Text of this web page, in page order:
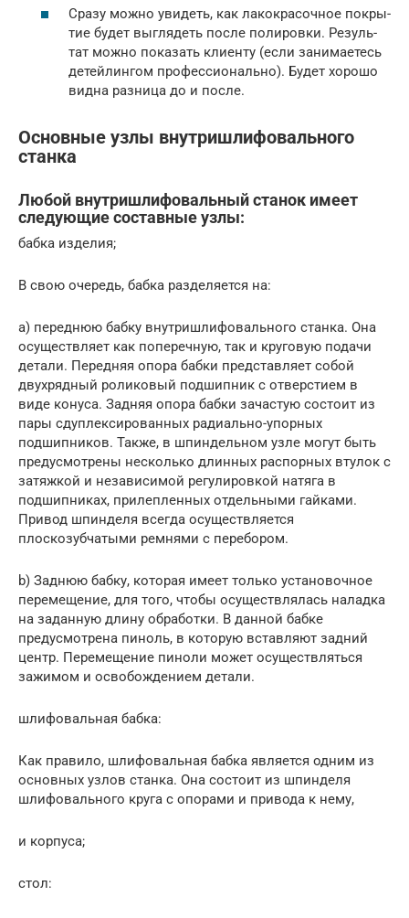
Сра­зу мож­но уви­деть, как лако­кра­соч­ное покры­
тие будет выгля­деть после поли­ров­ки. Резуль­
тат мож­но пока­зать кли­ен­ту (если зани­ма­е­тесь
детей­лин­гом про­фес­си­о­наль­но). Будет хоро­шо
вид­на раз­ни­ца до и после.
Основные узлы внутришлифовального
станка
Любой внутришлифовальный станок имеет
следующие составные узлы:
бабка изделия;
В свою очередь, бабка разделяется на:
a) переднюю бабку внутришлифовального станка. Она
осуществляет как поперечную, так и круговую подачи
детали. Передняя опора бабки представляет собой
двухрядный роликовый подшипник с отверстием в
виде конуса. Задняя опора бабки зачастую состоит из
пары сдуплексированных радиально-упорных
подшипников. Также, в шпиндельном узле могут быть
предусмотрены несколько длинных распорных втулок с
затяжкой и независимой регулировкой натяга в
подшипниках, прилепленных отдельными гайками.
Привод шпинделя всегда осуществляется
плоскозубчатыми ремнями с перебором.
b) Заднюю бабку, которая имеет только установочное
перемещение, для того, чтобы осуществлялась наладка
на заданную длину обработки. В данной бабке
предусмотрена пиноль, в которую вставляют задний
центр. Перемещение пиноли может осуществляться
зажимом и освобождением детали.
шлифовальная бабка:
Как правило, шлифовальная бабка является одним из
основных узлов станка. Она состоит из шпинделя
шлифовального круга с опорами и привода к нему,
и корпуса;
стол: